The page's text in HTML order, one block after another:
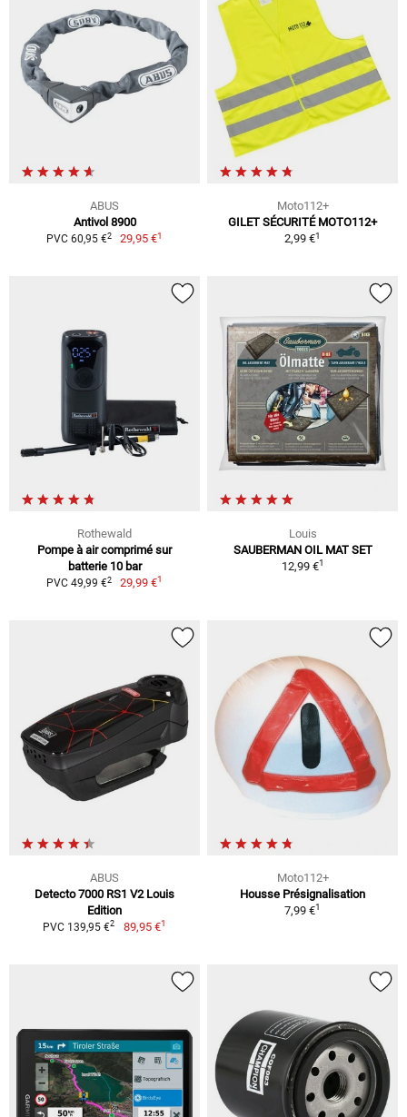
ABUS
Antivol 8900
PVC 60,95 €2 29,95 €1
Moto112+
GILET SÉCURITÉ MOTO112+
2,99 €1
Rothewald
Pompe à air comprimé sur
batterie 10 bar
PVC 49,99 €2 29,99 €1
Louis
SAUBERMAN OIL MAT SET
12,99 €1
ABUS
Detecto 7000 RS1 V2 Louis
Edition
PVC 139,95 €2 89,95 €1
Moto112+
Housse Présignalisation
7,99 €1